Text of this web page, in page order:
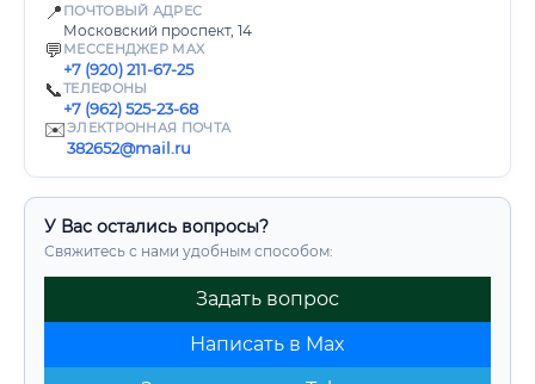
📍 ПОЧТОВЫЙ АДРЕС
Московский проспект, 14
💬 МЕССЕНДЖЕР MAX
+7 (920) 211-67-25
📞ТЕЛЕФОНЫ
+7 (962) 525-23-68
✉️ЭЛЕКТРОННАЯ ПОЧТА
382652@mail.ru
У Вас остались вопросы?
Свяжитесь с нами удобным способом:
Задать вопрос
Написать в Max